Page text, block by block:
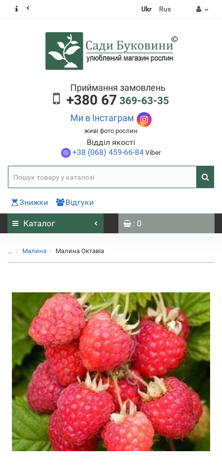
Ukr Rus
Приймання замовлень
+380 67 369-63-35
Ми в Інстаграм
живі фото рослин
Відділ якості
+38 (068) 459-66-84Viber
Знижки Відгуки
Каталог : 0
... Малина Малина Октавіа